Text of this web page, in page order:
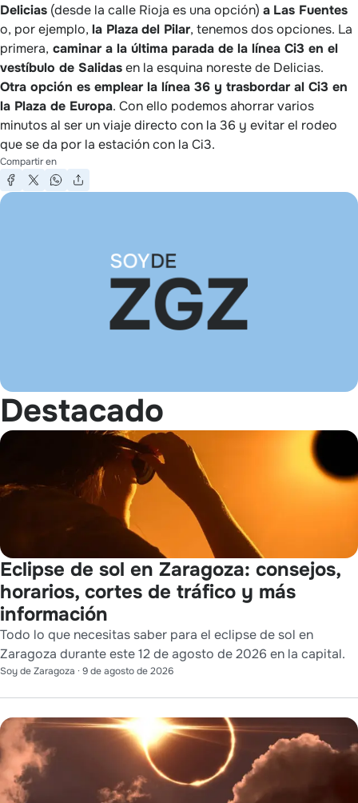
Delicias (desde la calle Rioja es una opción) a Las Fuentes
o, por ejemplo, la Plazadel Pilar, tenemos dos opciones. La
primera, caminar a la última parada de la línea Ci3 en el
vestíbulo de Salidasen la esquina noreste de Delicias.
Otra opción es emplear la línea 36 y trasbordar al Ci3 en
la Plaza de Europa. Con ello podemos ahorrar varios
minutos al ser un viaje directo con la 36 y evitar el rodeo
que se da por la estación con la Ci3.
Compartir en
Destacado
Eclipse de sol en Zaragoza: consejos,
horarios, cortes de tráfico y más
información
Todo lo que necesitas saber para el eclipse de sol en
Zaragoza durante este 12 de agosto de 2026 en la capital.
Soy de Zaragoza · 9 de agosto de 2026